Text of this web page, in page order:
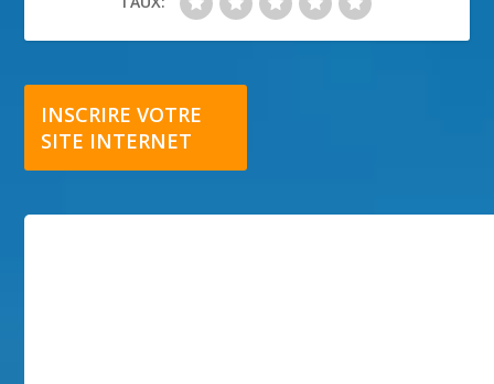
INSCRIRE VOTRE
SITE INTERNET